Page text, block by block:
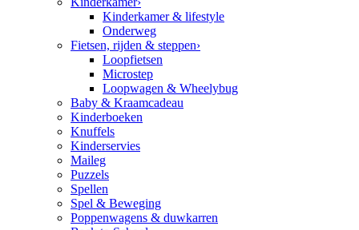
Kinderkamer & lifestyle
Onderweg
Fietsen, rijden & steppen›
Loopfietsen
Microstep
Loopwagen & Wheelybug
Baby & Kraamcadeau
Kinderboeken
Knuffels
Kinderservies
Maileg
Puzzels
Spellen
Spel & Beweging
Poppenwagens & duwkarren